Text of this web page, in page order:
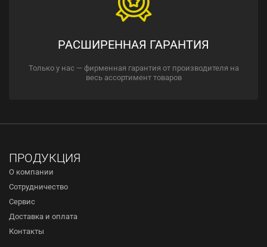
РАСШИРЕННАЯ ГАРАНТИЯ
Только у нас — фирменная гарантия от производителя на
весь ассортимент товаров
ПРОДУКЦИЯ
О компании
Сотрудничество
Сервис
Доставка и оплата
Контакты